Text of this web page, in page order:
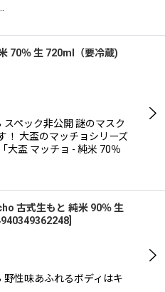
70％ 生 720ml（要冷蔵)
ペック非公開 謎のマスク
！ 大盃のマッチョシリーズ
大盃 マッチョ - 純米 70％
古式生もと 純米 90％ 生
野性味あふれるボディはキ